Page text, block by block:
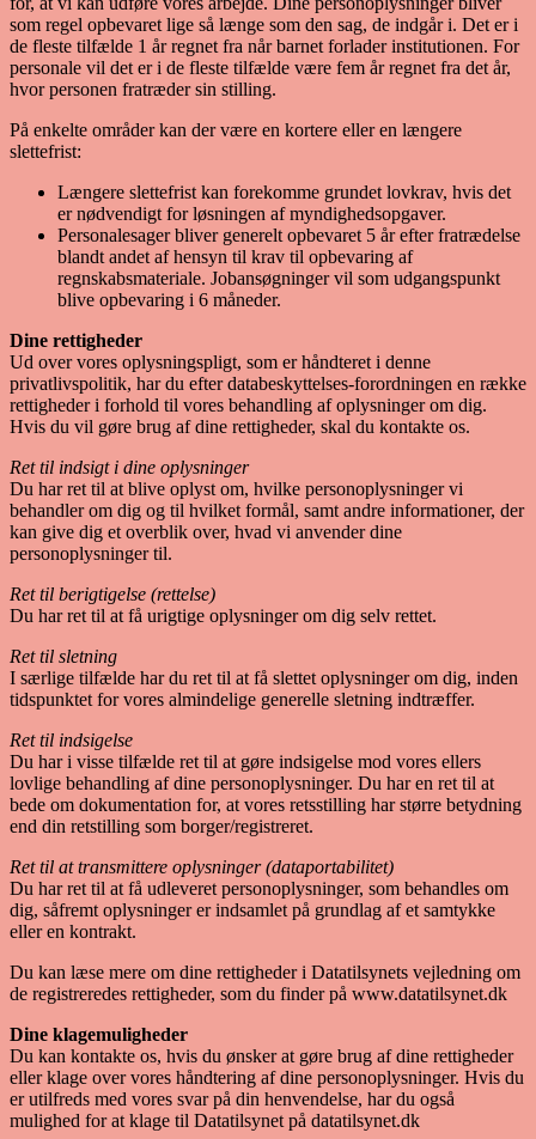
som regel opbevaret lige så længe som den sag, de indgår i. Det er i
de fleste tilfælde 1 år regnet fra når barnet forlader institutionen. For
personale vil det er i de fleste tilfælde være fem år regnet fra det år,
hvor personen fratræder sin stilling.
På enkelte områder kan der være en kortere eller en længere
slettefrist:
Længere slettefrist kan forekomme grundet lovkrav, hvis det
er nødvendigt for løsningen af myndighedsopgaver.
Personalesager bliver generelt opbevaret 5 år efter fratrædelse
blandt andet af hensyn til krav til opbevaring af
regnskabsmateriale. Jobansøgninger vil som udgangspunkt
blive opbevaring i 6 måneder.
Dine rettigheder
Ud over vores oplysningspligt, som er håndteret i denne
privatlivspolitik, har du efter databeskyttelses-forordningen en række
rettigheder i forhold til vores behandling af oplysninger om dig.
Hvis du vil gøre brug af dine rettigheder, skal du kontakte os.
Ret til indsigt i dine oplysninger
Du har ret til at blive oplyst om, hvilke personoplysninger vi
behandler om dig og til hvilket formål, samt andre informationer, der
kan give dig et overblik over, hvad vi anvender dine
personoplysninger til.
Ret til berigtigelse (rettelse)
Du har ret til at få urigtige oplysninger om dig selv rettet.
Ret til sletning
I særlige tilfælde har du ret til at få slettet oplysninger om dig, inden
tidspunktet for vores almindelige generelle sletning indtræffer.
Ret til indsigelse
Du har i visse tilfælde ret til at gøre indsigelse mod vores ellers
lovlige behandling af dine personoplysninger. Du har en ret til at
bede om dokumentation for, at vores retsstilling har større betydning
end din retstilling som borger/registreret.
Ret til at transmittere oplysninger (dataportabilitet)
Du har ret til at få udleveret personoplysninger, som behandles om
dig, såfremt oplysninger er indsamlet på grundlag af et samtykke
eller en kontrakt.
Du kan læse mere om dine rettigheder i Datatilsynets vejledning om
de registreredes rettigheder, som du finder på www.datatilsynet.dk
Dine klagemuligheder
Du kan kontakte os, hvis du ønsker at gøre brug af dine rettigheder
eller klage over vores håndtering af dine personoplysninger. Hvis du
er utilfreds med vores svar på din henvendelse, har du også
mulighed for at klage til Datatilsynet på datatilsynet.dk